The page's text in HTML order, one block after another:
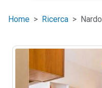
Home Ricerca Nardo